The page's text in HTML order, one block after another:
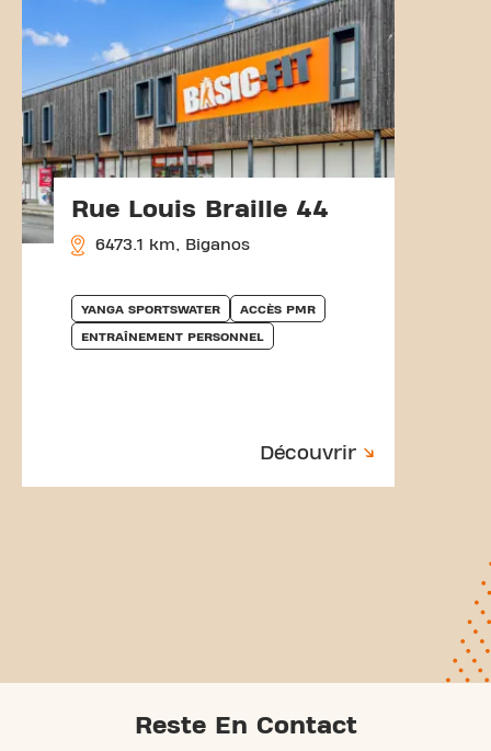
Rue Louis Braille 44
6473.1 km, Biganos
YANGA SPORTSWATER ACCÈS PMR
ENTRAÎNEMENT PERSONNEL
Découvrir
Reste En Contact